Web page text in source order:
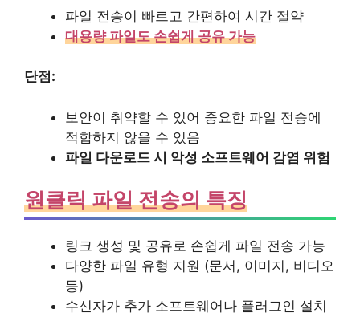
파일 전송이 빠르고 간편하여 시간 절약
대용량 파일도 손쉽게 공유 가능
단점:
보안이 취약할 수 있어 중요한 파일 전송에
적합하지 않을 수 있음
파일 다운로드 시 악성 소프트웨어 감염 위험
원클릭 파일 전송의 특징
링크 생성 및 공유로 손쉽게 파일 전송 가능
다양한 파일 유형 지원 (문서, 이미지, 비디오
등)
수신자가 추가 소프트웨어나 플러그인 설치